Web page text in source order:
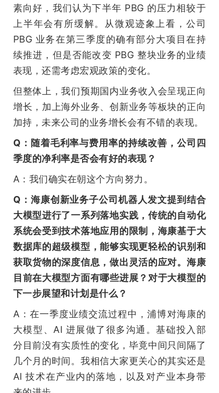
素向好，我们认为下半年 PBG 的压力相较于
上半年会有所缓解。从微观迹象上看，公司
PBG 业务在第三季度的确有部分大项目在持
续推进，但是否能改变 PBG 整块业务的业绩
表现，还需考虑宏观政策的变化。
但整体上，我们预期国内业务收入会呈现正向
增长，加上海外业务、创新业务等板块的正向
加持，未来公司的业务增长会有不错的表现。
Q：随着毛利率与费用率的持续改善，公司四
季度的净利率是否会有好的表现？
A：我们确实在朝这个方向努力。
Q：海康创新业务子公司机器人发文提到结合
大模型进行了一系列落地实践，传统的自动化
系统会受到技术落地应用的限制，海康基于大
数据库的超级模型，能够实现更轻松的识别和
获取货物的深度信息，做出灵活的应对。海康
目前在大模型方面有哪些进展？对于大模型的
下一步展望和计划是什么？
A：在一季度业绩交流过程中，浦博对海康的
大模型、AI 进展做了很多沟通。基础投入部
分目前没有实质性的变化，毕竟中间只间隔了
几个月的时间。我相信大家更关心的其实还是
AI 技术在产业内的落地，以及对产业本身带